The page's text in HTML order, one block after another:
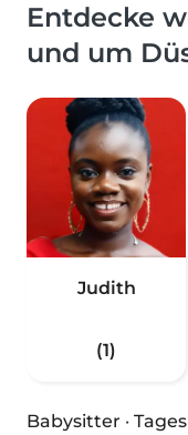
Entdecke
und um
Judith
(1)
Babysitter ·